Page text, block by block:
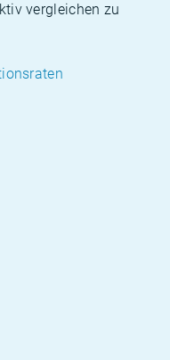
vergleichen zu